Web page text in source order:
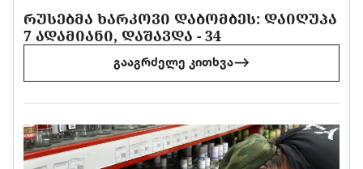
ᲠᲣᲡᲔᲑᲛᲐ ᲮᲐᲠᲙᲝᲕᲘ ᲓᲐᲑᲝᲛᲑᲔᲡ: ᲓᲐᲘᲦᲣᲞᲐ
7 ᲐᲓᲐᲛᲘᲐᲜᲘ, ᲓᲐᲨᲐᲕᲓᲐ - 34
გააგრძელე კითხვა